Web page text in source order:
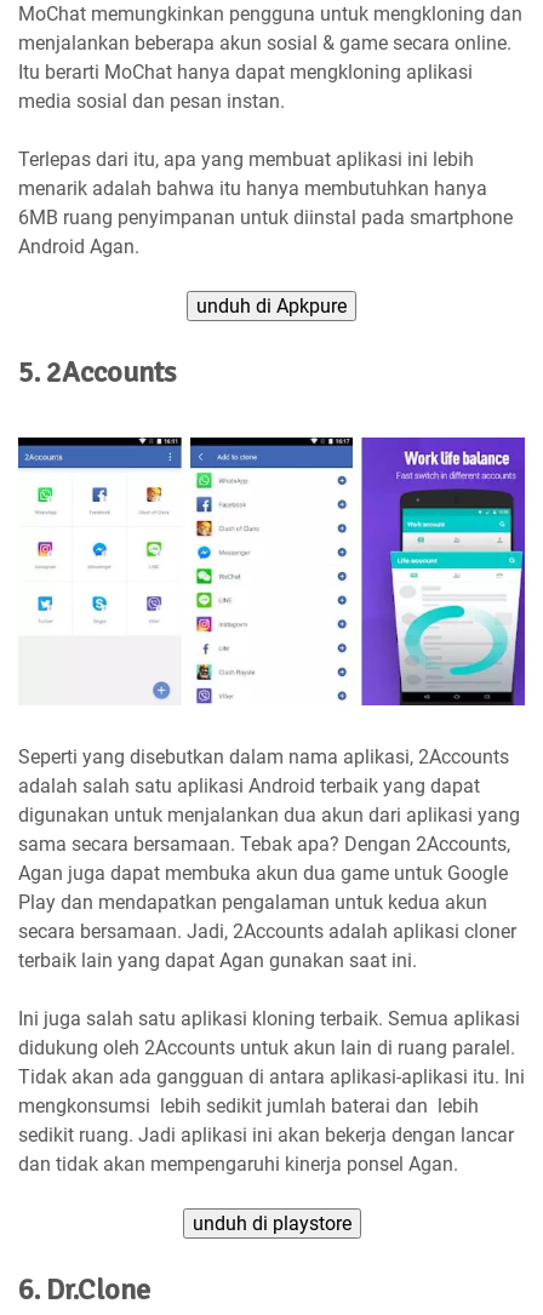
MoChat memungkinkan pengguna untuk mengkloning dan
menjalankan beberapa akun sosial & game secara online.
Itu berarti MoChat hanya dapat mengkloning aplikasi
media sosial dan pesan instan.
Terlepas dari itu, apa yang membuat aplikasi ini lebih
menarik adalah bahwa itu hanya membutuhkan hanya
6MB ruang penyimpanan untuk diinstal pada smartphone
Android Agan.
unduh di Apkpure
5. 2Accounts
Seperti yang disebutkan dalam nama aplikasi, 2Accounts
adalah salah satu aplikasi Android terbaik yang dapat
digunakan untuk menjalankan dua akun dari aplikasi yang
sama secara bersamaan. Tebak apa? Dengan 2Accounts,
Agan juga dapat membuka akun dua game untuk Google
Play dan mendapatkan pengalaman untuk kedua akun
secara bersamaan. Jadi, 2Accounts adalah aplikasi cloner
terbaik lain yang dapat Agan gunakan saat ini.
Ini juga salah satu aplikasi kloning terbaik. Semua aplikasi
didukung oleh 2Accounts untuk akun lain di ruang paralel.
Tidak akan ada gangguan di antara aplikasi-aplikasi itu. Ini
mengkonsumsi lebih sedikit jumlah baterai dan lebih
sedikit ruang. Jadi aplikasi ini akan bekerja dengan lancar
dan tidak akan mempengaruhi kinerja ponsel Agan.
unduh di playstore
6. Dr.Clone